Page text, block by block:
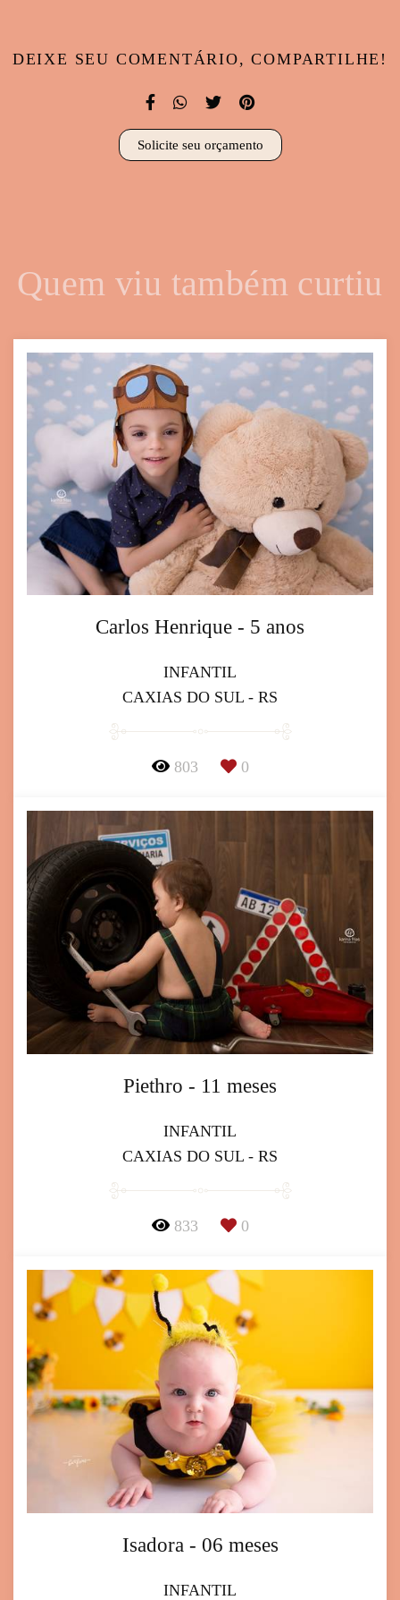
DEIXE SEU COMENTÁRIO, COMPARTILHE!
Solicite seu orçamento
Quem viu também curtiu
Carlos Henrique - 5 anos
INFANTIL
CAXIAS DO SUL - RS
803 0
Piethro - 11 meses
INFANTIL
CAXIAS DO SUL - RS
833 0
Isadora - 06 meses
INFANTIL